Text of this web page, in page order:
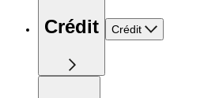
Crédit Crédit